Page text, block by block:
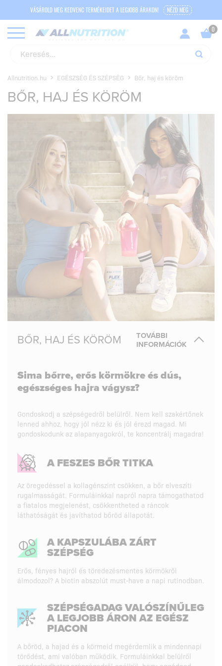
VÁSÁROLD MEG KEDVENC TERMÉKEIDET A LEGJOBB ÁRAKON! NÉZD MEG
Allnutrition.hu EGÉSZSÉG ÉS SZÉPSÉG Bőr, haj és köröm
BŐR, HAJ ÉS KÖRÖM
BŐR, HAJ ÉS KÖRÖM
TOVÁBBI
INFORMÁCIÓK
Sima bőrre, erős körmökre és dús,
egészséges hajra vágysz?
Gondoskodj a szépségedről belülről. Nem kell szakértőnek
lenned ahhoz, hogy jól nézz ki és jól érezd magad. Mi
gondoskodunk az alapanyagokról, te koncentrálj magadra!
A FESZES BŐR TITKA
Az öregedéssel a kollagénszint csökken, a bőr elveszíti
rugalmasságát. Formuláinkkal napról napra támogathatod
a fiatalos megjelenést, csökkentheted a ráncok
láthatóságát és javíthatod bőröd állapotát.
A KAPSZULÁBA ZÁRT
SZÉPSÉG
Erős, fényes hajról és töredezésmentes körmökről
álmodozol? A biotin abszolút must-have a napi rutinodban.
SZÉPSÉGADAG VALÓSZÍNŰLEG
A LEGJOBB ÁRON AZ EGÉSZ
PIACON
A bőröd, a hajad és a körmeid megérdemlik a mindennapi
törődést, ami valóban működik. Formuláinkkal belülről